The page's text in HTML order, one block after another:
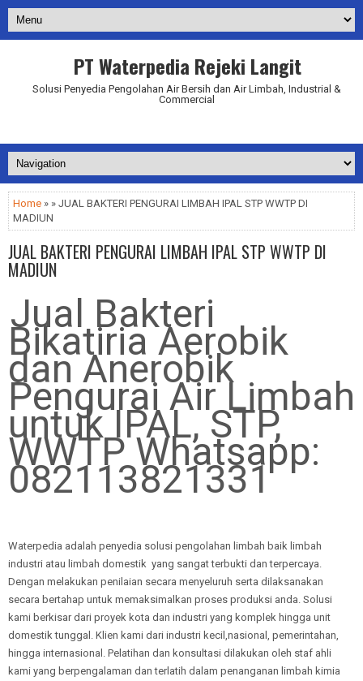
PT Waterpedia Rejeki Langit
Solusi Penyedia Pengolahan Air Bersih dan Air Limbah, Industrial &
Commercial
Home » » JUAL BAKTERI PENGURAI LIMBAH IPAL STP WWTP DI
MADIUN
JUAL BAKTERI PENGURAI LIMBAH IPAL STP WWTP DI
MADIUN
Jual Bakteri
Bikatiria Aerobik
dan Anerobik
Pengurai Air Limbah
untuk IPAL, STP,
WWTP Whatsapp:
082113821331
Waterpedia adalah penyedia solusi pengolahan limbah baik limbah
industri atau limbah domestik yang sangat terbukti dan terpercaya.
Dengan melakukan penilaian secara menyeluruh serta dilaksanakan
secara bertahap untuk memaksimalkan proses produksi anda. Solusi
kami berkisar dari proyek kota dan industri yang komplek hingga unit
domestik tunggal. Klien kami dari industri kecil,nasional, pemerintahan,
hingga internasional. Pelatihan dan konsultasi dilakukan oleh staf ahli
kami yang berpengalaman dan terlatih dalam penanganan limbah kimia